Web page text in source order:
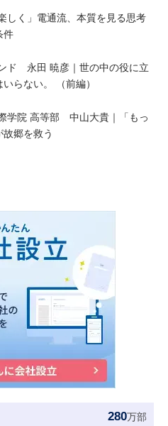
しく」電通流、本質を見る思考
件
ド 永田 暁彦｜世の中の役に立
らない。 （前編）
学院 高等部 中山大貴｜「もっ
郷を救う
280万部